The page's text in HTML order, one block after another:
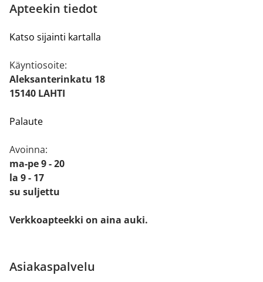
Apteekin tiedot
Katso sijainti kartalla
Käyntiosoite:
Aleksanterinkatu 18
15140 LAHTI
Palaute
Avoinna:
ma-pe 9 - 20
la 9 - 17
su suljettu
Verkkoapteekki on aina auki.
Asiakaspalvelu